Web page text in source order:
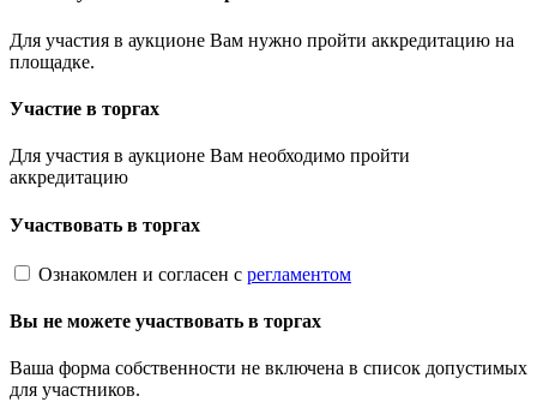
Для участия в аукционе Вам нужно пройти аккредитацию на
площадке.
Участие в торгах
Для участия в аукционе Вам необходимо пройти
аккредитацию
Участвовать в торгах
Ознакомлен и согласен с регламентом
Вы не можете участвовать в торгах
Ваша форма собственности не включена в список допустимых
для участников.